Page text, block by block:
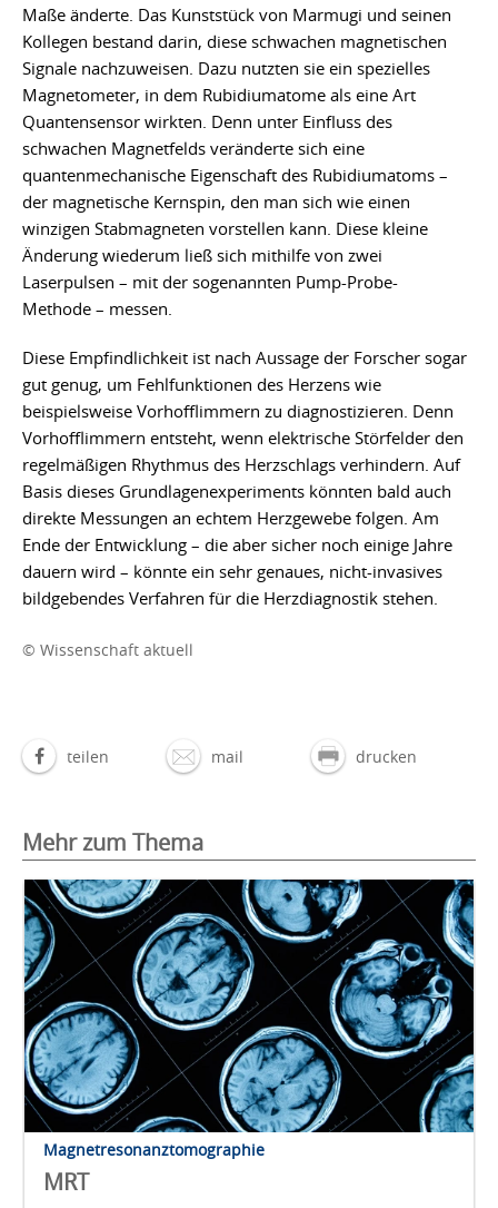
Maße änderte. Das Kunststück von Marmugi und seinen
Kollegen bestand darin, diese schwachen magnetischen
Signale nachzuweisen. Dazu nutzten sie ein spezielles
Magnetometer, in dem Rubidiumatome als eine Art
Quantensensor wirkten. Denn unter Einfluss des
schwachen Magnetfelds veränderte sich eine
quantenmechanische Eigenschaft des Rubidiumatoms –
der magnetische Kernspin, den man sich wie einen
winzigen Stabmagneten vorstellen kann. Diese kleine
Änderung wiederum ließ sich mithilfe von zwei
Laserpulsen – mit der sogenannten Pump-Probe-
Methode – messen.
Diese Empfindlichkeit ist nach Aussage der Forscher sogar
gut genug, um Fehlfunktionen des Herzens wie
beispielsweise Vorhofflimmern zu diagnostizieren. Denn
Vorhofflimmern entsteht, wenn elektrische Störfelder den
regelmäßigen Rhythmus des Herzschlags verhindern. Auf
Basis dieses Grundlagenexperiments könnten bald auch
direkte Messungen an echtem Herzgewebe folgen. Am
Ende der Entwicklung – die aber sicher noch einige Jahre
dauern wird – könnte ein sehr genaues, nicht-invasives
bildgebendes Verfahren für die Herzdiagnostik stehen.
© Wissenschaft aktuell
teilen mail drucken
Mehr zum Thema
Magnetresonanztomographie
MRT